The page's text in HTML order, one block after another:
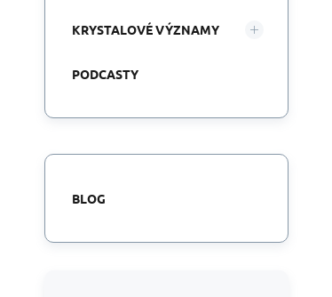
KRYSTALOVÉ VÝZNAMY
PODCASTY
BLOG